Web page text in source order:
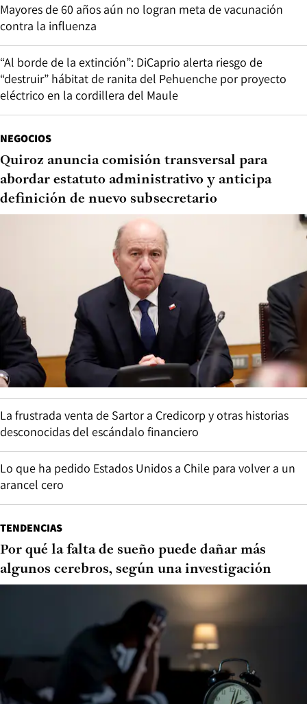
Mayores de 60 años aún no logran meta de vacunación
contra la influenza
“Al borde de la extinción”: DiCaprio alerta riesgo de
“destruir” hábitat de ranita del Pehuenche por proyecto
eléctrico en la cordillera del Maule
NEGOCIOS
Quiroz anuncia comisión transversal para
abordar estatuto administrativo y anticipa
definición de nuevo subsecretario
La frustrada venta de Sartor a Credicorp y otras historias
desconocidas del escándalo financiero
Lo que ha pedido Estados Unidos a Chile para volver a un
arancel cero
TENDENCIAS
Por qué la falta de sueño puede dañar más
algunos cerebros, según una investigación